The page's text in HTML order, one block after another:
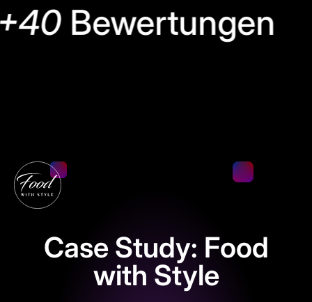
Bewertungen
Case Study: Food
with Style